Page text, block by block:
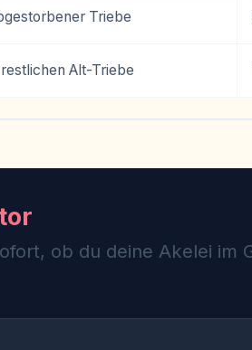
Triebe
Alt-Triebe
ob du deine Akelei im